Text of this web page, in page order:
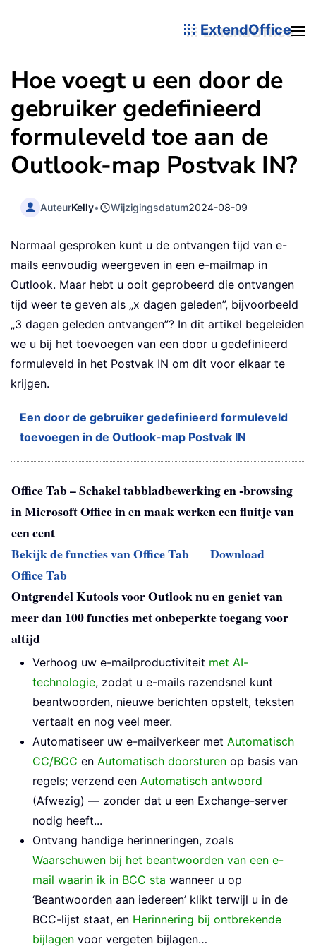
ExtendOffice
Hoe voegt u een door de
gebruiker gedefinieerd
formuleveld toe aan de
Outlook-map Postvak IN?
AuteurKelly• Wijzigingsdatum2024-08-09
Normaal gesproken kunt u de ontvangen tijd van e-
mails eenvoudig weergeven in een e-mailmap in
Outlook. Maar hebt u ooit geprobeerd die ontvangen
tijd weer te geven als „x dagen geleden”, bijvoorbeeld
„3 dagen geleden ontvangen”? In dit artikel begeleiden
we u bij het toevoegen van een door u gedefinieerd
formuleveld in het Postvak IN om dit voor elkaar te
krijgen.
Een door de gebruiker gedefinieerd formuleveld
toevoegen in de Outlook-map Postvak IN
Office Tab – Schakel tabbladbewerking en -browsing
in Microsoft Office in en maak werken een fluitje van
een cent
Bekijk de functies van Office Tab
Download
Office Tab
Ontgrendel Kutools voor Outlook nu en geniet van
meer dan 100 functies met onbeperkte toegang voor
altijd
Verhoog uw e-mailproductiviteit met AI-
technologie, zodat u e-mails razendsnel kunt
beantwoorden, nieuwe berichten opstelt, teksten
vertaalt en nog veel meer.
Automatiseer uw e-mailverkeer met Automatisch
CC/BCC en Automatisch doorsturen op basis van
regels; verzend een Automatisch antwoord
(Afwezig) — zonder dat u een Exchange-server
nodig heeft...
Ontvang handige herinneringen, zoals
Waarschuwen bij het beantwoorden van een e-
mail waarin ik in BCC sta wanneer u op
‘Beantwoorden aan iedereen’ klikt terwijl u in de
BCC-lijst staat, en Herinnering bij ontbrekende
bijlagen voor vergeten bijlagen…